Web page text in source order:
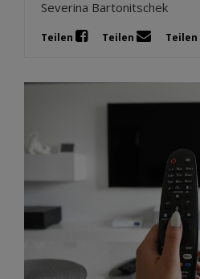
Severina Bartonitschek
Teilen Teilen Teilen